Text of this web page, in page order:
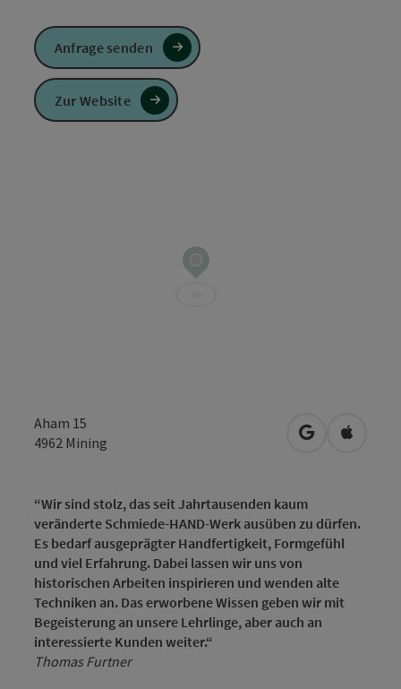
Aham 15
4962 Mining in Google
in
“Wir sind stolz, das seit Jahrtausenden kaum
veränderte Schmiede-HAND-Werk ausüben zu dürfen.
Es bedarf ausgeprägter Handfertigkeit, Formgefühl
und viel Erfahrung. Dabei lassen wir uns von
historischen Arbeiten inspirieren und wenden alte
Techniken an. Das erworbene Wissen geben wir mit
Begeisterung an unsere Lehrlinge, aber auch an
interessierte Kunden weiter.“
Thomas Furtner
Anfrage senden
Zur Website